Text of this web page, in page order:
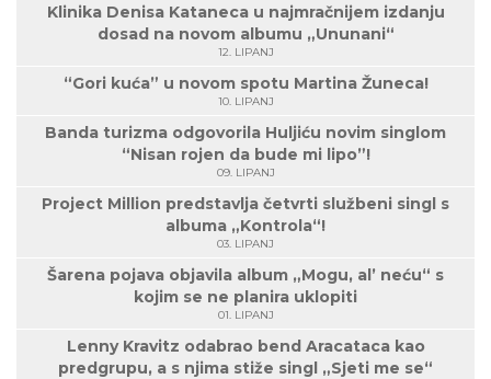
Klinika Denisa Kataneca u najmračnijem izdanju
dosad na novom albumu „Ununani“
12. LIPANJ
“Gori kuća” u novom spotu Martina Žuneca!
10. LIPANJ
Banda turizma odgovorila Huljiću novim singlom
“Nisan rojen da bude mi lipo”!
09. LIPANJ
Project Million predstavlja četvrti službeni singl s
albuma „Kontrola“!
03. LIPANJ
Šarena pojava objavila album „Mogu, al’ neću“ s
kojim se ne planira uklopiti
01. LIPANJ
Lenny Kravitz odabrao bend Aracataca kao
predgrupu, a s njima stiže singl „Sjeti me se“